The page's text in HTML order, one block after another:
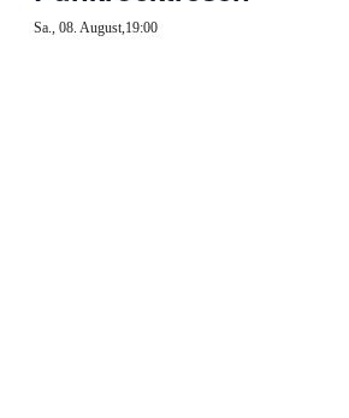
Sa., 08. August,19:00